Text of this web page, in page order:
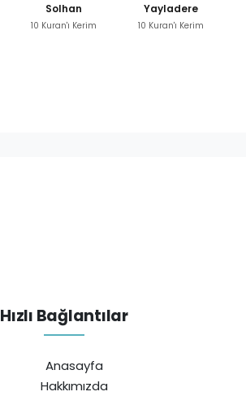
Solhan
10 Kuran'ı Kerim
Yayladere
10 Kuran'ı Kerim
Hızlı Bağlantılar
Anasayfa
Hakkımızda